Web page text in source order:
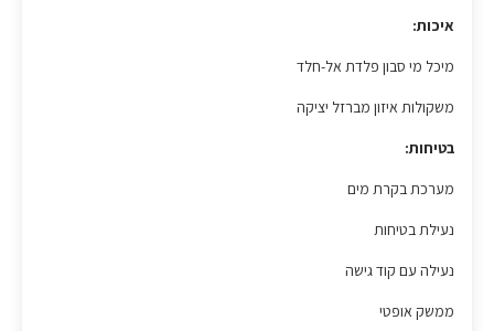
איכות:
מיכל מי סבון פלדת אל-חלד
משקולות איזון מברזל יציקה
בטיחות:
מערכת בקרת מים
נעילת בטיחות
נעילה עם קוד גישה
ממשק אופטי